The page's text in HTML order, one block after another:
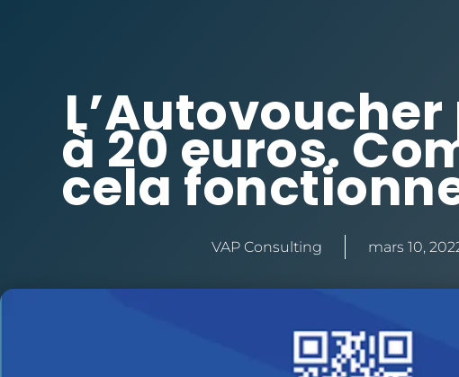
à 20 euros.
cela
VAP Consulting mars 10,